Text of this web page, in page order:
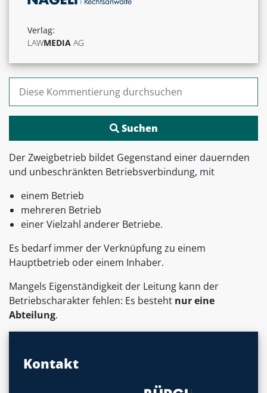
Verlag:
LAWMEDIA AG
Suchen nach:
Der Zweigbetrieb bildet Gegenstand einer dauernden
und unbeschränkten Betriebsverbindung, mit
einem Betrieb
mehreren Betrieb
einer Vielzahl anderer Betriebe.
Es bedarf immer der Verknüpfung zu einem
Hauptbetrieb oder einem Inhaber.
Mangels Eigenständigkeit der Leitung kann der
Betriebscharakter fehlen: Es besteht nur eine
Abteilung.
Kontakt